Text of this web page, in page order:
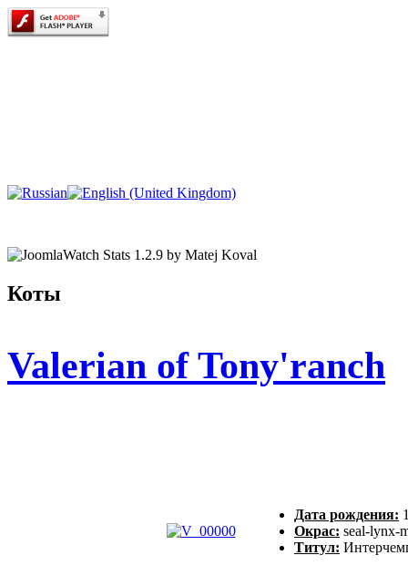
Коты
Valerian of Tony'ranch
Дата рождения:
Окрас: seal-lynx-
Титул: